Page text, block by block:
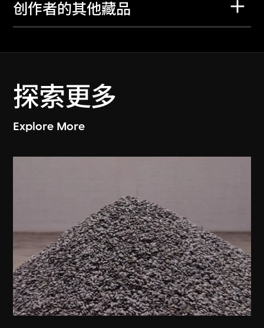
创作者的其他藏品
探索更多
Explore More